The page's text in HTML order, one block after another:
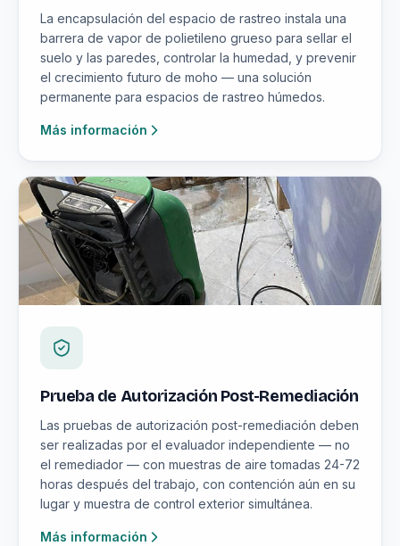
La encapsulación del espacio de rastreo instala una
barrera de vapor de polietileno grueso para sellar el
suelo y las paredes, controlar la humedad, y prevenir
el crecimiento futuro de moho — una solución
permanente para espacios de rastreo húmedos.
Más información
Prueba de Autorización Post-Remediación
Las pruebas de autorización post-remediación deben
ser realizadas por el evaluador independiente — no
el remediador — con muestras de aire tomadas 24-72
horas después del trabajo, con contención aún en su
lugar y muestra de control exterior simultánea.
Más información